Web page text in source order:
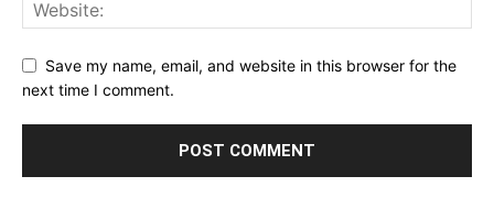
Save my name, email, and website in this browser for the
next time I comment.